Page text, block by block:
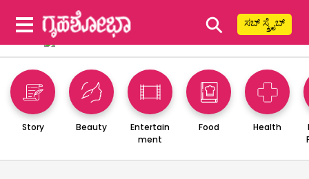
⚲ ಸಬ್ ಸ್ಕ್ರೈಬ್
Story Beauty
Entertain
ment
Food Health